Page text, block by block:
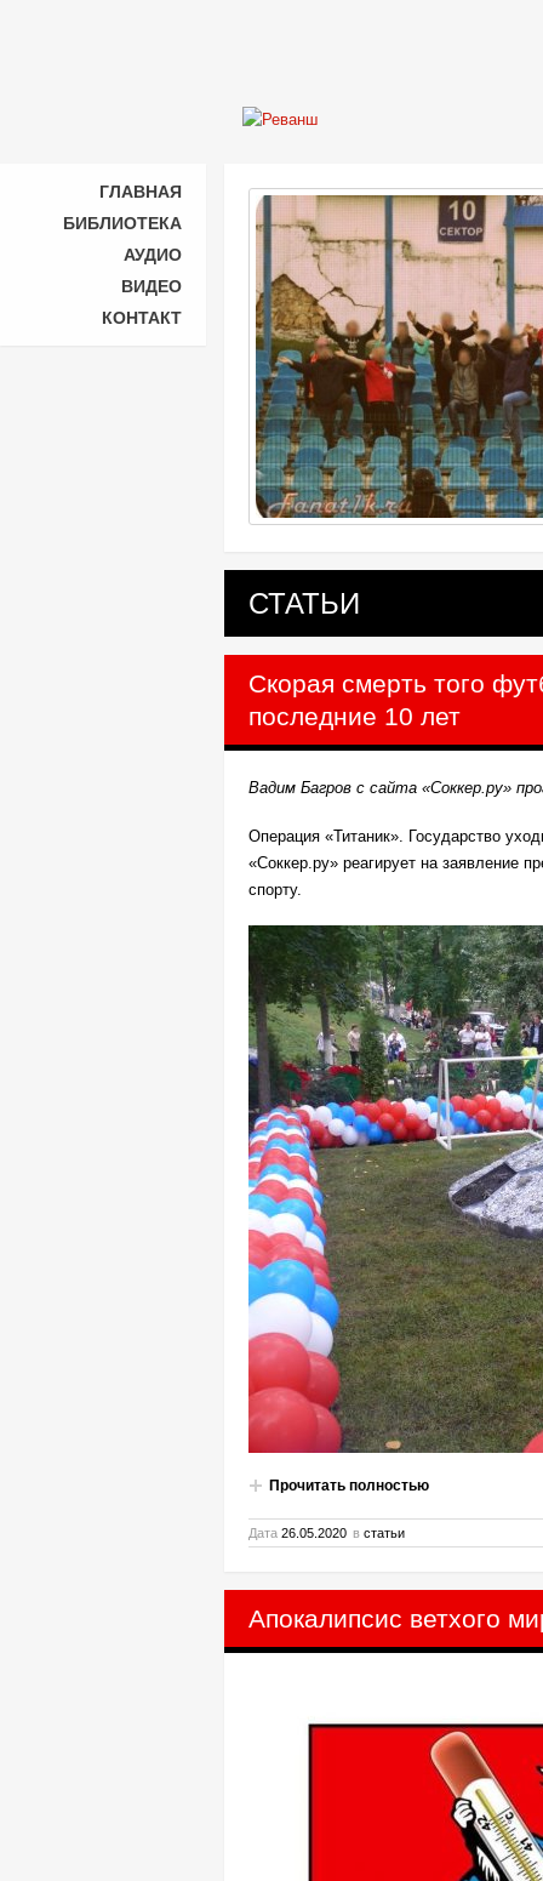
ГЛАВНАЯ
БИБЛИОТЕКА
АУДИО
ВИДЕО
КОНТАКТ
СТАТЬИ
Скорая смерть того
последние 10 лет
Вадим Багров с сайта «Соккер.ру»
Операция «Титаник». Государство
«Соккер.ру» реагирует на заявление
спорту.
Прочитать полностью
Дата 26.05.2020 в статьи
Апокалипсис ветхого